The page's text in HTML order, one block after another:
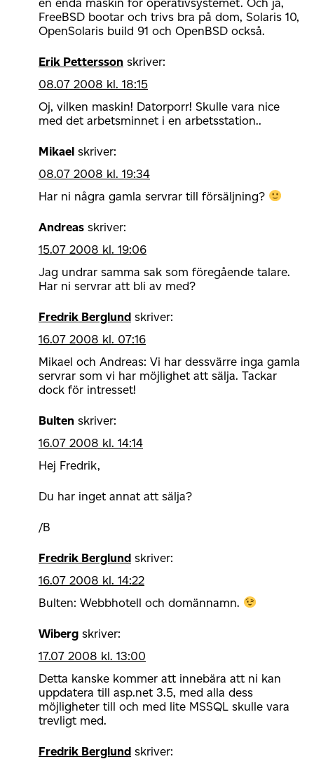
FreeBSD bootar och trivs bra på dom, Solaris 10,
OpenSolaris build 91 och OpenBSD också.
Erik Pettersson skriver:
08.07 2008 kl. 18:15
Oj, vilken maskin! Datorporr! Skulle vara nice
med det arbetsminnet i en arbetsstation..
Mikael skriver:
08.07 2008 kl. 19:34
Har ni några gamla servrar till försäljning?
Andreas skriver:
15.07 2008 kl. 19:06
Jag undrar samma sak som föregående talare.
Har ni servrar att bli av med?
Fredrik Berglund skriver:
16.07 2008 kl. 07:16
Mikael och Andreas: Vi har dessvärre inga gamla
servrar som vi har möjlighet att sälja. Tackar
dock för intresset!
Bulten skriver:
16.07 2008 kl. 14:14
Hej Fredrik,
Du har inget annat att sälja?
/B
Fredrik Berglund skriver:
16.07 2008 kl. 14:22
Bulten: Webbhotell och domännamn.
Wiberg skriver:
17.07 2008 kl. 13:00
Detta kanske kommer att innebära att ni kan
uppdatera till asp.net 3.5, med alla dess
möjligheter till och med lite MSSQL skulle vara
trevligt med.
Fredrik Berglund skriver: